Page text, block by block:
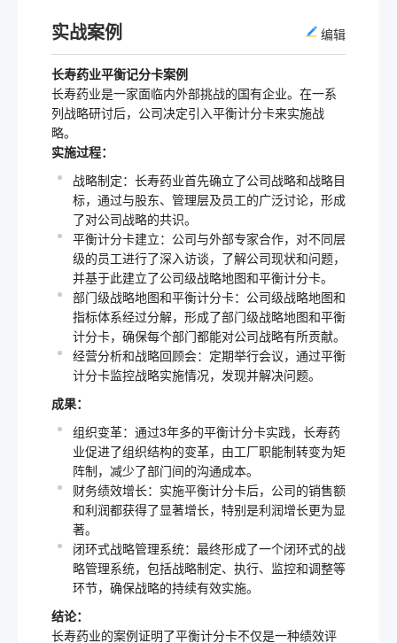
实战案例 编辑
长寿药业平衡记分卡案例
长寿药业是一家面临内外部挑战的国有企业。在一系
列战略研讨后，公司决定引入平衡计分卡来实施战
略。
实施过程：
战略制定：长寿药业首先确立了公司战略和战略目
标，通过与股东、管理层及员工的广泛讨论，形成
了对公司战略的共识。
平衡计分卡建立：公司与外部专家合作，对不同层
级的员工进行了深入访谈，了解公司现状和问题，
并基于此建立了公司级战略地图和平衡计分卡。
部门级战略地图和平衡计分卡：公司级战略地图和
指标体系经过分解，形成了部门级战略地图和平衡
计分卡，确保每个部门都能对公司战略有所贡献。
经营分析和战略回顾会：定期举行会议，通过平衡
计分卡监控战略实施情况，发现并解决问题。
成果：
组织变革：通过3年多的平衡计分卡实践，长寿药
业促进了组织结构的变革，由工厂职能制转变为矩
阵制，减少了部门间的沟通成本。
财务绩效增长：实施平衡计分卡后，公司的销售额
和利润都获得了显著增长，特别是利润增长更为显
著。
闭环式战略管理系统：最终形成了一个闭环式的战
略管理系统，包括战略制定、执行、监控和调整等
环节，确保战略的持续有效实施。
结论：
长寿药业的案例证明了平衡计分卡不仅是一种绩效评